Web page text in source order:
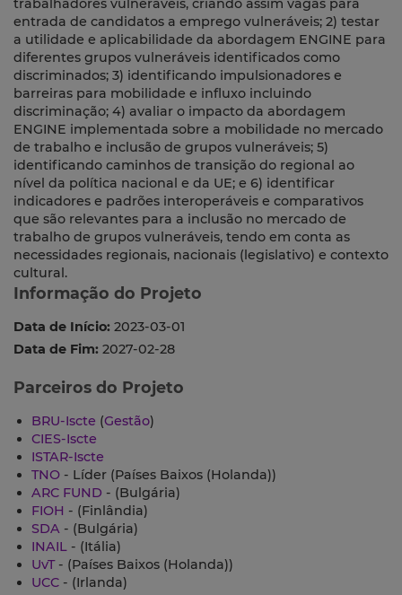
trabalhadores vulneráveis, criando assim vagas para
entrada de candidatos a emprego vulneráveis; 2) testar
a utilidade e aplicabilidade da abordagem ENGINE para
diferentes grupos vulneráveis ​​identificados como
discriminados; 3) identificando impulsionadores e
barreiras para mobilidade e influxo incluindo
discriminação; 4) avaliar o impacto da abordagem
ENGINE implementada sobre a mobilidade no mercado
de trabalho e inclusão de grupos vulneráveis; 5)
identificando caminhos de transição do regional ao
nível da política nacional e da UE; e 6) identificar
indicadores e padrões interoperáveis ​​e comparativos
que são relevantes para a inclusão no mercado de
trabalho de grupos vulneráveis, tendo em conta as
necessidades regionais, nacionais (legislativo) e contexto
cultural.
Informação do Projeto
Data de Início: 2023-03-01
Data de Fim: 2027-02-28
Parceiros do Projeto
BRU-Iscte (Gestão)
CIES-Iscte
ISTAR-Iscte
TNO - Líder (Países Baixos (Holanda))
ARC FUND - (Bulgária)
FIOH - (Finlândia)
SDA - (Bulgária)
INAIL - (Itália)
UvT- (Países Baixos (Holanda))
UCC - (Irlanda)